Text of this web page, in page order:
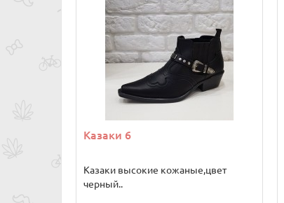
Казаки 6
Казаки высокие кожаные,цвет
черный..